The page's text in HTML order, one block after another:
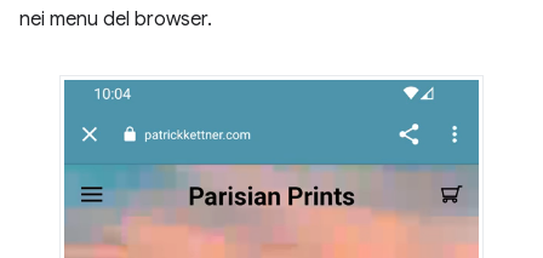
nei menu del browser.